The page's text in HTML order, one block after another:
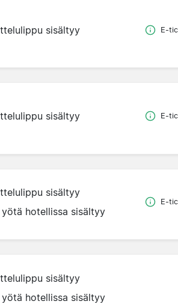
sisältyy E-
sisältyy E-
sisältyy
yötä hotellissa sisältyy
E-
sisältyy
yötä hotellissa sisältyy